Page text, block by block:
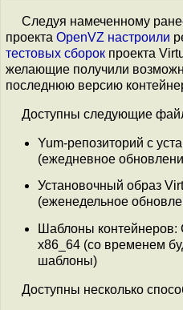
Следуя намеченному
проекта OpenVZ настроили
тестовых сборок проекта
желающие получили
последнюю версию
Доступны следующие
Yum-репозиторий с
(ежедневное
Установочный образ
(еженедельное
Шаблоны контейнеров:
x86_64 (со временем
шаблоны)
Доступны несколько